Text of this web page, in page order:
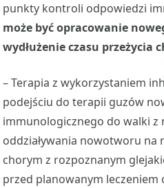
punkty kontroli odpowiedzi
może być opracowanie
wydłużenie czasu przeżycia
– Terapia z wykorzystaniem
podejściu do terapii guzów
immunologicznego do walki
oddziaływania nowotworu na
chorym z rozpoznanym
przed planowanym